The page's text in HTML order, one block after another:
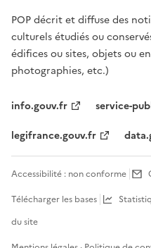
POP décrit et diffuse des
culturels étudiés ou
édifices ou sites, objets ou
photographies, etc.)
info.gouv.fr
service-
legifrance.gouv.fr
Accessibilité : non conforme
Télécharger les bases
du site